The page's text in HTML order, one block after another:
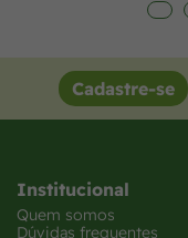
Cadastre-se
Institucional
Quem somos
Dúvidas frequentes